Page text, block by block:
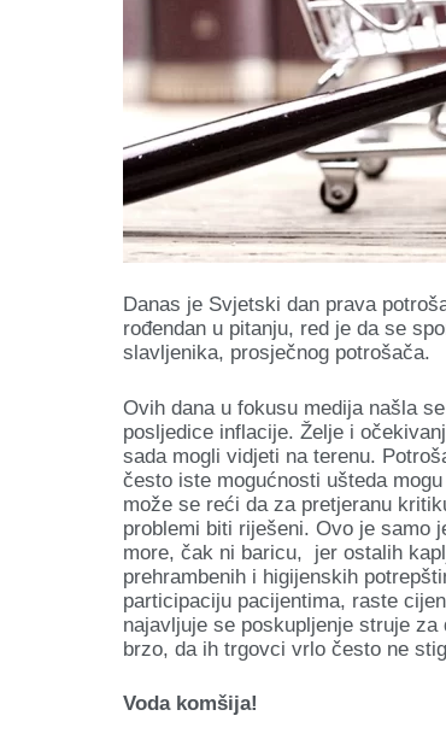
Danas je Svjetski dan prava
rođendan u pitanju, red je da se
slavljenika, prosječnog potrošača.
Ovih dana u fokusu medija našla
posljedice inflacije. Želje i
sada mogli vidjeti na terenu.
često iste mogućnosti ušteda
može se reći da za pretjeranu
problemi biti riješeni. Ovo je samo
more, čak ni baricu, jer ostalih
prehrambenih i higijenskih
participaciju pacijentima, raste
najavljuje se poskupljenje struje
brzo, da ih trgovci vrlo često ne
Voda komšija!